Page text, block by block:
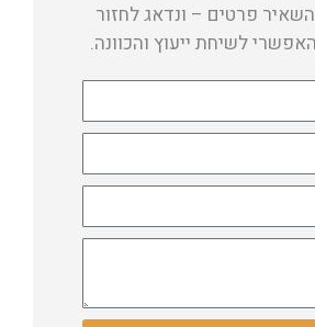
פרטים – ונדאג לחזור
לשיחת ייעוץ והכוונה.